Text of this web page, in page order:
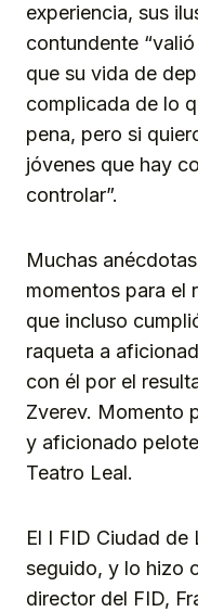
experiencia, sus
contundente
que su vida de
complicada de lo
pena, pero si
jóvenes que hay
controlar”.
Muchas
momentos para el
que incluso
raqueta a
con él por el
Zverev. Momento
y aficionado
Teatro Leal.
El I FID Ciudad
seguido, y lo hizo
director del FID,